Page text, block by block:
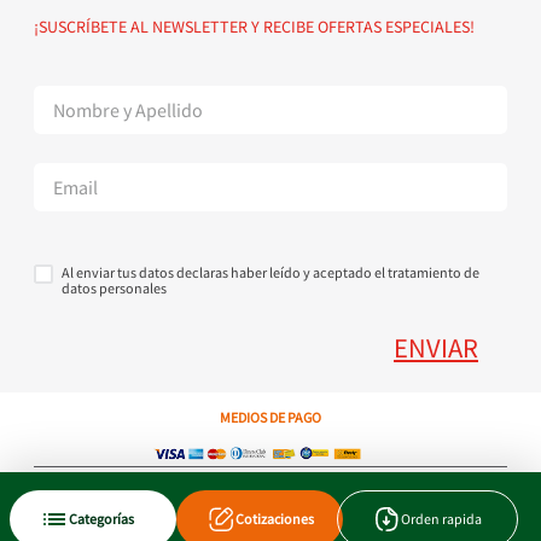
Categorías Cotizaciones Orden rapida
Suscribete al Newsletter
Superintendencia de Industria y Comercio
¡SUSCRÍBETE AL NEWSLETTER Y RECIBE OFERTAS ESPECIALES!
Al enviar tus datos declaras haber leído y aceptado el tratamiento de
datos personales
ENVIAR
MEDIOS DE PAGO
Copyright © 2023 JEN SA. Derechos Reservados. Util.com.co.